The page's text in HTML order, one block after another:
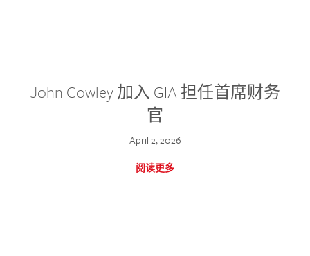
John Cowley 加入 GIA 担任首席财务
官
April 2, 2026
阅读更多